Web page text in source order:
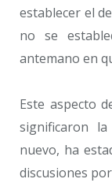
establecer el
no se
antemano en
Este aspecto
significaron
nuevo, ha
discusiones